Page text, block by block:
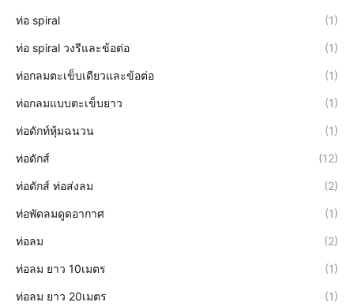
ท่อ spiral (1)
ท่อ spiral วงรีและข้อต่อ (1)
ท่อกลมตะเข็บเดียวและข้อต่อ (1)
ท่อกลมแบบตะเข็บยาว (1)
ท่อดักท์หุ้มฉนวน (1)
ท่อดักส์ (12)
ท่อดักส์ ท่อส่งลม (2)
ท่อพัดลมดูดอากาศ (1)
ท่อลม (2)
ท่อลม ยาว 10เมตร (1)
ท่อลม ยาว 20เมตร (1)